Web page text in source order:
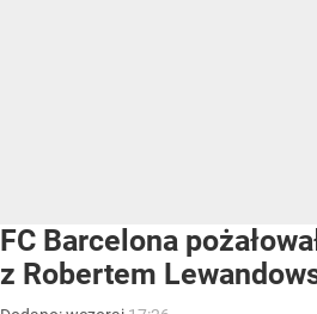
FC Barcelona
z Robertem